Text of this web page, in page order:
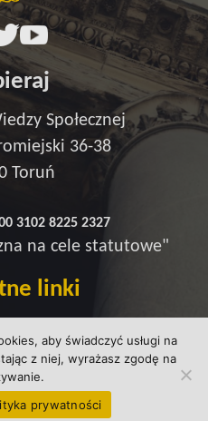
aby świadczyć usługi na
z niej, wyrażasz zgodę na
prywatności
Społecznej
36-38
Toruń
3102 8225 2327
na cele statutowe"
linki